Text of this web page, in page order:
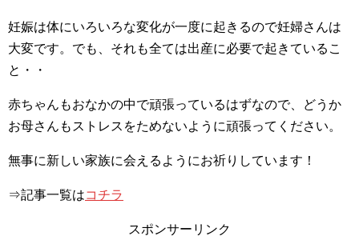
妊娠は体にいろいろな変化が一度に起きるので妊婦さんは
大変です。でも、それも全ては出産に必要で起きているこ
と・・
赤ちゃんもおなかの中で頑張っているはずなので、どうか
お母さんもストレスをためないように頑張ってください。
無事に新しい家族に会えるようにお祈りしています！
⇒記事一覧はコチラ
スポンサーリンク